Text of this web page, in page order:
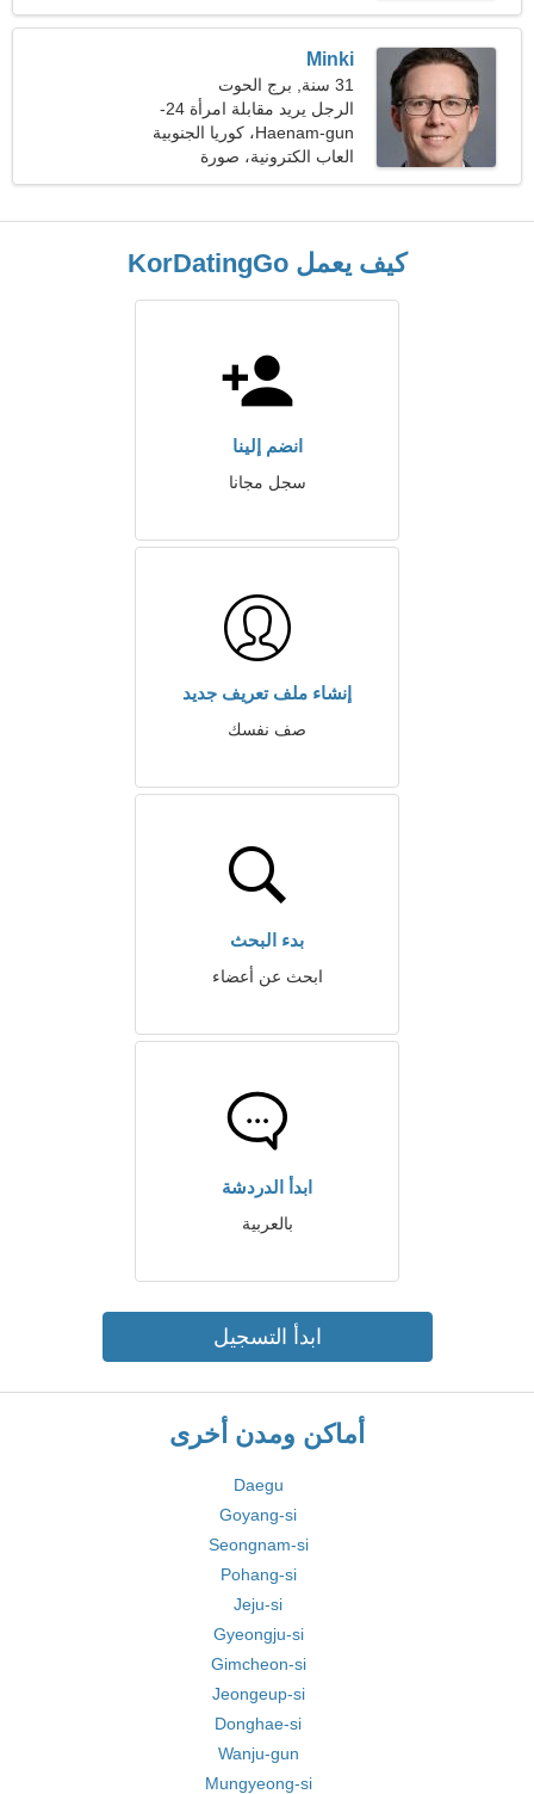
Minki
31 سنة, برج الحوت
الرجل يريد مقابلة امرأة 24-
28
Haenam-gun، كوريا الجنوبية
العاب الكترونية، صورة
فوتوغرافية
كيف يعمل KorDatingGo
انضم إلينا
سجل مجانا
إنشاء ملف تعريف جديد
صف نفسك
بدء البحث
ابحث عن أعضاء
ابدأ الدردشة
بالعربية
ابدأ التسجيل
أماكن ومدن أخرى
Daegu
Goyang-si
Seongnam-si
Pohang-si
Jeju-si
Gyeongju-si
Gimcheon-si
Jeongeup-si
Donghae-si
Wanju-gun
Mungyeong-si